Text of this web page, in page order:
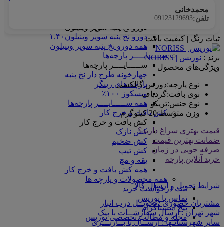
دورو نخ پنبه سوپر وینیلون
دورو نخ پنبه سوپر وینیلون
دورو نخ پنبه سوپر وینیلون۱.۴۰
همه دورو نخ پنبه سوپر وینیلون
ســـــایــــر پارچه‌ها
ســـــایــــر پارچه‌ها
چهارخونه طرح دار نخ پنبه
پارچه های رینگر
ویسکوز ۱۰۰٪
همه ســـــایــــر پارچه‌ها
کش بافت و خرج کار
کش بافت و خرج کار
کش نازک
کش ضخیم
کش تیپ
یقه و مچ
همه کش بافت و خرج کار
همه محصولات و پارچه ها
ثبت درخواست خرید
تماس با نوریس
پیج اینستاگرام
مجله و مطالب تخصصی نوریس
محمدخانی
تلفن:09123129693
ثبات رنگ | کیفیت بافت
برند : نوریس | NORISS
ویژگی‌های محصول
نوع پارچه:دورس گالکسی
نوی بافت:گردباف
نوع جنس:تریکو
وزن متوسط:20 کیلوگرم
قیمت بهتری سراغ دارید؟
ضمانت بهترین قیمت
صرفه جویی در زمان
خرید آنلاین پارچه
شرایط تحویل و ارسال کالا
مشتریان حضوری : تحویــل درب انبار
شهر تهران : ارسال سفارشــات با پیک
سایر شهرستانـها : ارســال با بــاربـــری